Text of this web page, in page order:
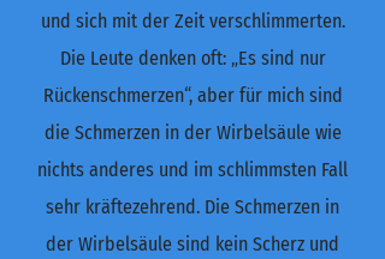
und sich mit der Zeit verschlimmerten.
Die Leute denken oft: „Es sind nur
Rückenschmerzen“, aber für mich sind
die Schmerzen in der Wirbelsäule wie
nichts anderes und im schlimmsten Fall
sehr kräftezehrend. Die Schmerzen in
der Wirbelsäule sind kein Scherz und